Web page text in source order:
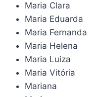
Maria Clara
Maria Eduarda
Maria Fernanda
Maria Helena
Maria Luiza
Maria Vitória
Mariana